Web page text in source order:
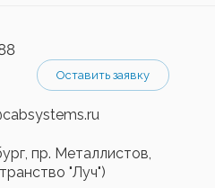
Оставить заявку
пр. Металлистов,
"Луч")